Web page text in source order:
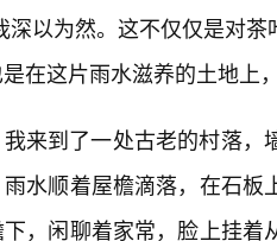
深以为然。这不仅仅是对
在这片雨水滋养的土地上
来到了一处古老的村落
雨水顺着屋檐滴落，在石
，闲聊着家常，脸上挂